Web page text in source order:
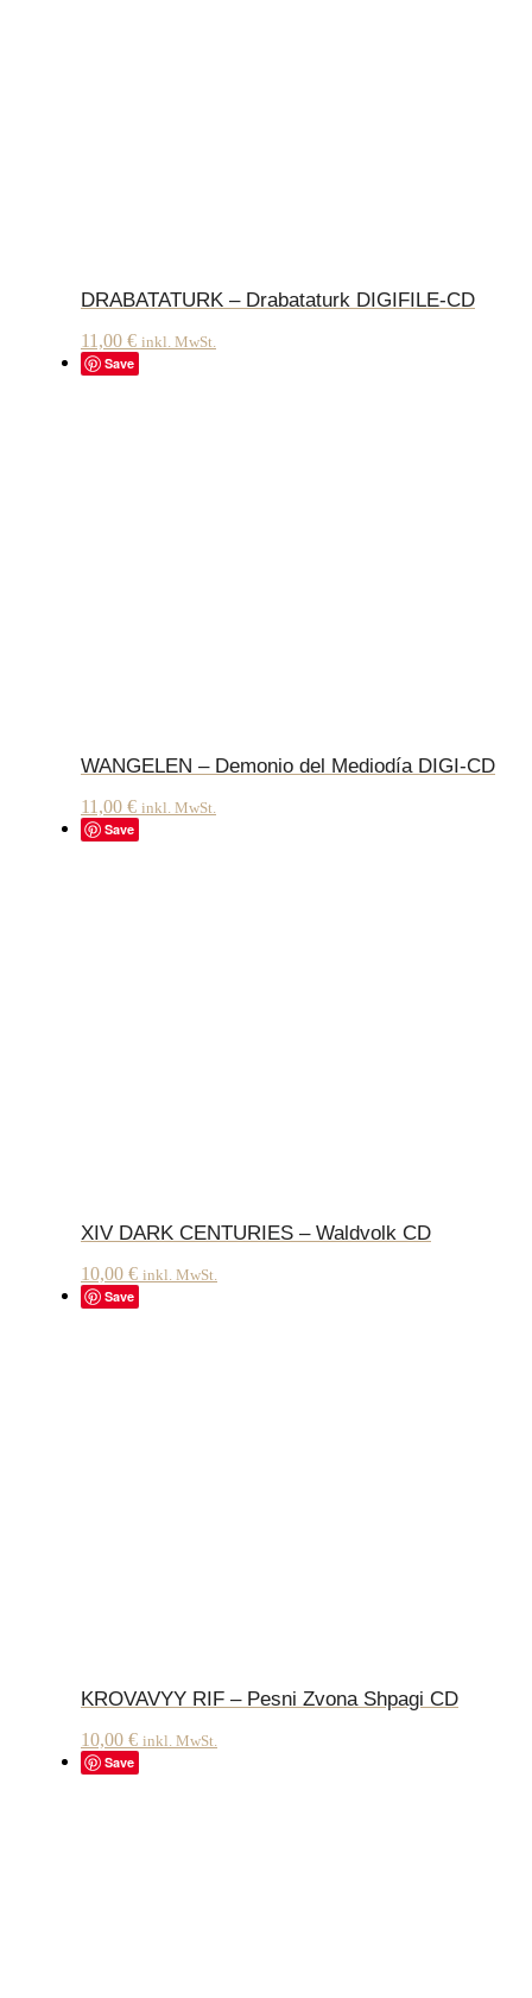
DRABATATURK – Drabataturk DIGIFILE-CD
11,00 € inkl. MwSt.
Save
WANGELEN – Demonio del Mediodía DIGI-CD
11,00 € inkl. MwSt.
Save
XIV DARK CENTURIES – Waldvolk CD
10,00 € inkl. MwSt.
Save
KROVAVYY RIF – Pesni Zvona Shpagi CD
10,00 € inkl. MwSt.
Save